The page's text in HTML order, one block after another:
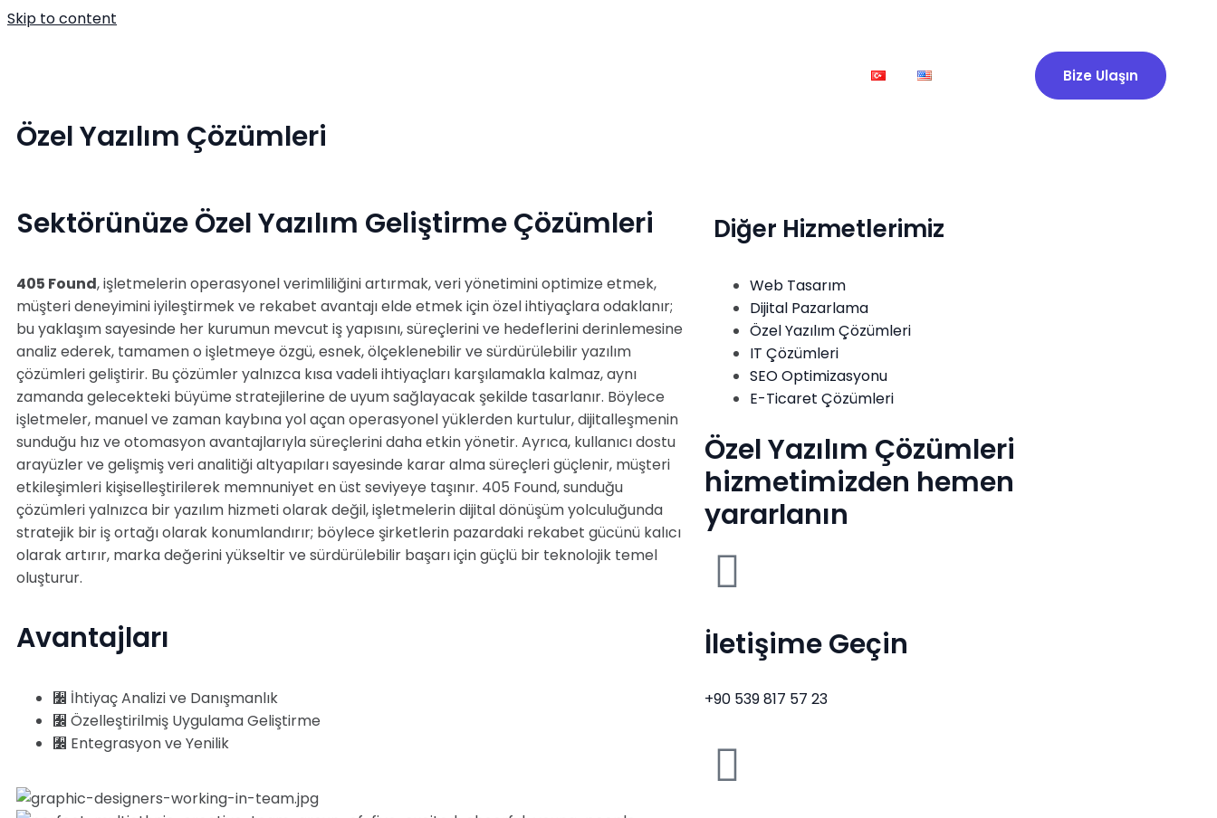
Skip to content
Bize Ulaşın
Özel Yazılım Çözümleri
Sektörünüze Özel Yazılım Geliştirme Çözümleri
405 Found, işletmelerin operasyonel verimliliğini artırmak, veri yönetimini optimize etmek,
müşteri deneyimini iyileştirmek ve rekabet avantajı elde etmek için özel ihtiyaçlara odaklanır;
bu yaklaşım sayesinde her kurumun mevcut iş yapısını, süreçlerini ve hedeflerini derinlemesine
analiz ederek, tamamen o işletmeye özgü, esnek, ölçeklenebilir ve sürdürülebilir yazılım
çözümleri geliştirir. Bu çözümler yalnızca kısa vadeli ihtiyaçları karşılamakla kalmaz, aynı
zamanda gelecekteki büyüme stratejilerine de uyum sağlayacak şekilde tasarlanır. Böylece
işletmeler, manuel ve zaman kaybına yol açan operasyonel yüklerden kurtulur, dijitalleşmenin
sunduğu hız ve otomasyon avantajlarıyla süreçlerini daha etkin yönetir. Ayrıca, kullanıcı dostu
arayüzler ve gelişmiş veri analitiği altyapıları sayesinde karar alma süreçleri güçlenir, müşteri
etkileşimleri kişiselleştirilerek memnuniyet en üst seviyeye taşınır. 405 Found, sunduğu
çözümleri yalnızca bir yazılım hizmeti olarak değil, işletmelerin dijital dönüşüm yolculuğunda
stratejik bir iş ortağı olarak konumlandırır; böylece şirketlerin pazardaki rekabet gücünü kalıcı
olarak artırır, marka değerini yükseltir ve sürdürülebilir başarı için güçlü bir teknolojik temel
oluşturur.
Avantajları
İhtiyaç Analizi ve Danışmanlık
Özelleştirilmiş Uygulama Geliştirme
Entegrasyon ve Yenilik
Diğer Hizmetlerimiz
Web Tasarım
Dijital Pazarlama
Özel Yazılım Çözümleri
IT Çözümleri
SEO Optimizasyonu
E-Ticaret Çözümleri
Özel Yazılım Çözümleri
hizmetimizden hemen
yararlanın
İletişime Geçin
+90 539 817 57 23